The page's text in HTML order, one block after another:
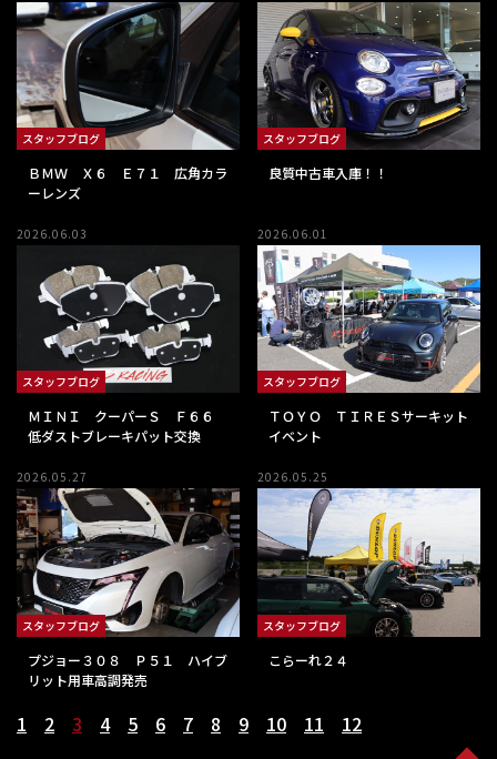
スタッフブログ
ＢＭＷ Ｘ６ Ｅ７１ 広角カラ
ーレンズ
スタッフブログ
良質中古車入庫！！
2026.06.03
スタッフブログ
ＭＩＮＩ クーパーＳ Ｆ６６
低ダストブレーキパット交換
2026.06.01
スタッフブログ
ＴＯＹＯ ＴＩＲＥＳサーキット
イベント
2026.05.27
スタッフブログ
プジョー３０８ Ｐ５１ ハイブ
リット用車高調発売
2026.05.25
スタッフブログ
こらーれ２４
1 2 3 4 5 6 7 8 9 10 11 12